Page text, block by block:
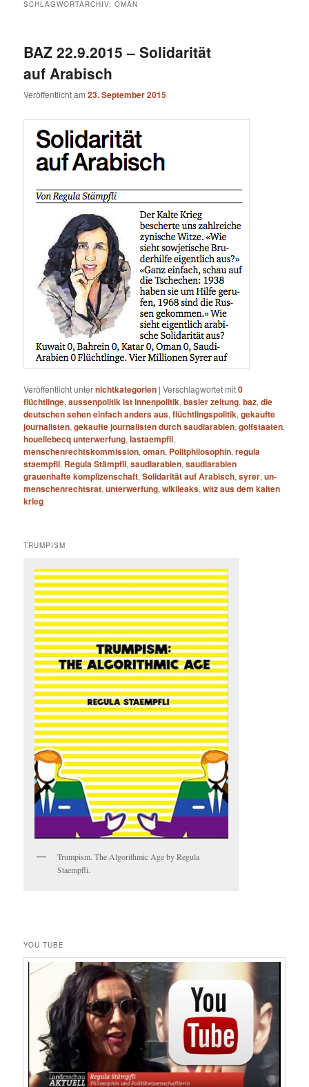
SCHLAGWORTARCHIV:OMAN
BAZ 22.9.2015 – Solidarität
auf Arabisch
Veröffentlicht am23. September 2015
Veröffentlicht unternichtkategorien |Verschlagwortet mit0
flüchtlinge,aussenpolitik ist innenpolitik,basler zeitung,baz,die
deutschen sehen einfach anders aus,flüchtlingspolitik,gekaufte
journalisten,gekaufte journalisten durch saudiarabien,golfstaaten,
houellebecq unterwerfung,lastaempfli,
menschenrechtskommission,oman, Politphilosophin,regula
staempfli, Regula Stämpfli,saudiarabien,saudiarabien
grauenhafte komplizenschaft,Solidarität auf Arabisch,syrer,un-
menschenrechtsrat,unterwerfung,wikileaks,witz aus dem kalten
krieg
TRUMPISM
Trumpism. The Algorithmic Age by Regula
Staempfli.
YOU TUBE